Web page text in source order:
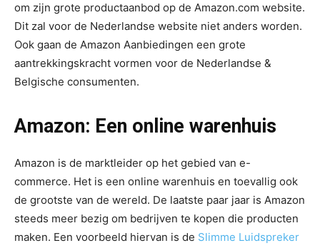
om zijn grote productaanbod op de Amazon.com website.
Dit zal voor de Nederlandse website niet anders worden.
Ook gaan de Amazon Aanbiedingen een grote
aantrekkingskracht vormen voor de Nederlandse &
Belgische consumenten.
Amazon: Een online warenhuis
Amazon is de marktleider op het gebied van e-
commerce. Het is een online warenhuis en toevallig ook
de grootste van de wereld. De laatste paar jaar is Amazon
steeds meer bezig om bedrijven te kopen die producten
maken. Een voorbeeld hiervan is de Slimme Luidspreker